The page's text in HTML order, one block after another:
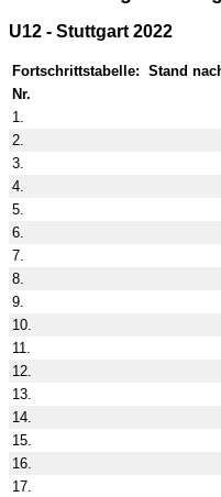
U12 - Stuttgart 2022
Fortschrittstabelle: Stand
Nr.
1.
2.
3.
4.
5.
6.
7.
8.
9.
10.
11.
12.
13.
14.
15.
16.
17.